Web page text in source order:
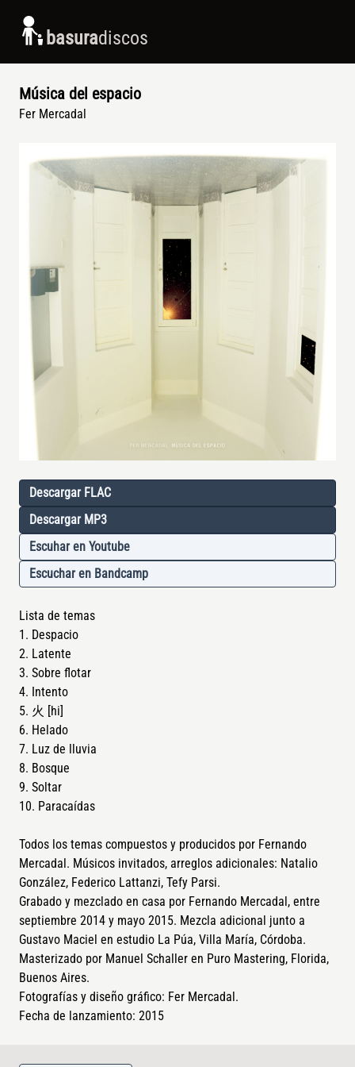
basuradiscos
Música del espacio
Fer Mercadal
Album links
Descargar FLAC
Descargar MP3
Escuhar en Youtube
Escuchar en Bandcamp
Lista de temas
Despacio
Latente
Sobre flotar
Intento
火 [hi]
Helado
Luz de lluvia
Bosque
Soltar
Paracaídas
Información
Todos los temas compuestos y producidos por Fernando
Mercadal. Músicos invitados, arreglos adicionales: Natalio
González, Federico Lattanzi, Tefy Parsi.
Grabado y mezclado en casa por Fernando Mercadal, entre
septiembre 2014 y mayo 2015. Mezcla adicional junto a
Gustavo Maciel en estudio La Púa, Villa María, Córdoba.
Masterizado por Manuel Schaller en Puro Mastering, Florida,
Buenos Aires.
Fotografías y diseño gráfico: Fer Mercadal.
Fecha de lanzamiento: 2015